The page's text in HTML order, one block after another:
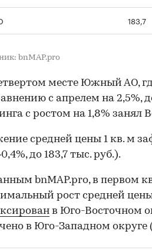
183,7
bnMAP.pro
месте Южный АО,
с апрелем на 2,5%,
с ростом на 1,8% занял
средней цены 1 кв. м
до 183,7 тыс. руб.).
bnMAP.pro, в первом
рост средней
в Юго-Восточном
в Юго-Западном округе